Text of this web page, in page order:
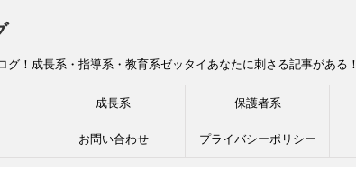
グ！成長系・指導系・教育系ゼッタイあなたに刺さる記事がある！
成長系 保護者系
お問い合わせ プライバシーポリシー